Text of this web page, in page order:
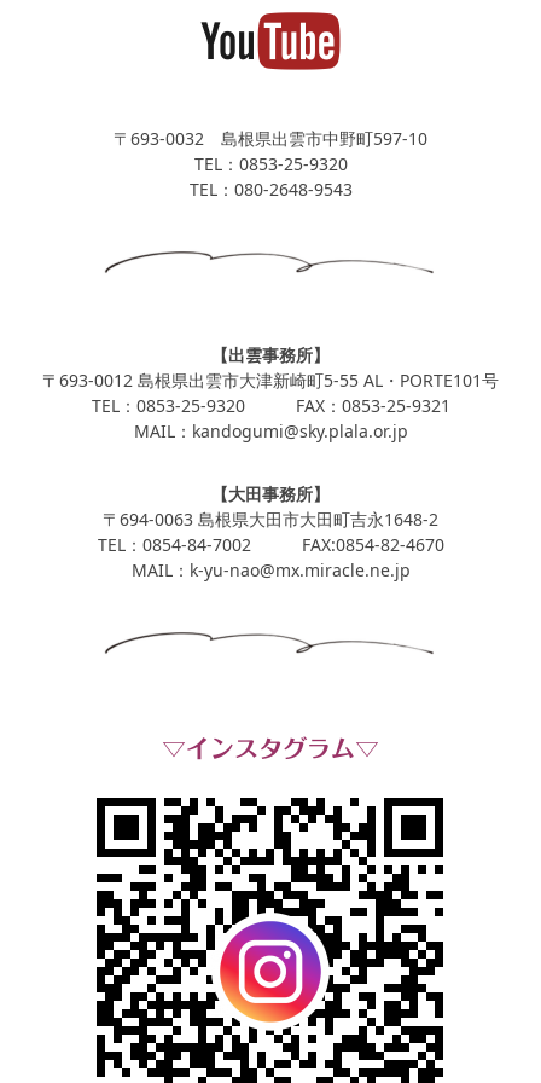
〒693-0032 島根県出雲市中野町597-10
TEL：0853-25-9320
TEL：080-2648-9543
【出雲事務所】
〒693-0012 島根県出雲市大津新崎町5-55 AL・PORTE101号
TEL：0853-25-9320 FAX：0853-25-9321
MAIL：kandogumi@sky.plala.or.jp
【大田事務所】
〒694-0063 島根県大田市大田町吉永1648-2
TEL：0854-84-7002 FAX:0854-82-4670
MAIL：k-yu-nao@mx.miracle.ne.jp
▽インスタグラム▽